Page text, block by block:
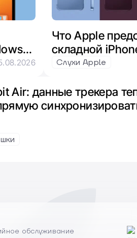
Что Apple
складной
Pro и умные
Слухи Apple
Air: данные трекера
обслуживание